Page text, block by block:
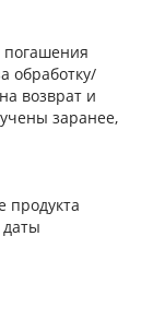
погашения
обработку/
возврат и
заранее,
продукта